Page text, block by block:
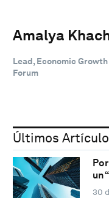
Amalya
Lead, Economic
Forum
Últimos
un
30